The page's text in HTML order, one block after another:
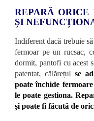
REPARĂ ORICE
ȘI
Indiferent dacă trebuie
fermoar pe un rucsac,
dormit, pantofi cu acest
patentat, călărețul se
poate închide
le poate gestiona.
și poate fi făcută de